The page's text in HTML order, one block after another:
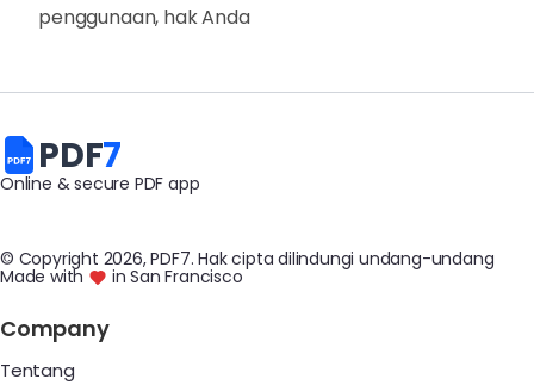
penggunaan, hak Anda
PDF7
Online & secure PDF app
© Copyright 2026, PDF7.Hak cipta dilindungi undang-undang
Made with in San Francisco
Company
Tentang